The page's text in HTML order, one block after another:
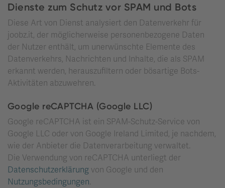
Dienste zum Schutz vor SPAM und Bots
Diese Art von Dienst analysiert den Datenverkehr für
joobz.it, der möglicherweise personenbezogene Daten
der Nutzer enthält, um unerwünschte Elemente des
Datenverkehrs, Nachrichten und Inhalte, die als SPAM
erkannt werden, herauszufiltern oder bösartige Bots-
Aktivitäten abzuwehren.
Google reCAPTCHA (Google LLC)
Google reCAPTCHA ist ein SPAM-Schutz-Service von
Google LLC oder von Google Ireland Limited, je nachdem,
wie der Anbieter die Datenverarbeitung verwaltet.
Die Verwendung von reCAPTCHA unterliegt der
Datenschutzerklärung von Google und den
Nutzungsbedingungen.